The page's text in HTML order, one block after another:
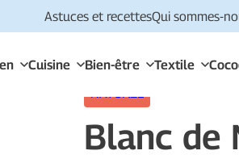
Astuces et recettesQui sommes-
Cuisine Bien-être Textile
NATUREL
Blanc de